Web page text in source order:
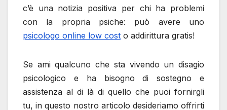
c’è una notizia positiva per chi ha problemi
con la propria psiche: può avere uno
psicologo online low cost o addirittura gratis!
Se ami qualcuno che sta vivendo un disagio
psicologico e ha bisogno di sostegno e
assistenza al di là di quello che puoi fornirgli
tu, in questo nostro articolo desideriamo offrirti